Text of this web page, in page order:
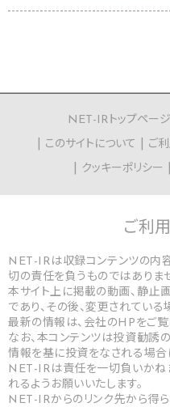
NET-IRトップページ
このサイトについて
ご
クッキーポリシー
ご利
NET-IRは収録コンテンツの内
切の責任を負うものではありませ
本サイト上に掲載の動画、静止
であり、その後、変更されている
最新の情報は、会社のHPをご覧
なお、本コンテンツは投資勧誘
情報を基に投資をなされる場合
NET-IRは責任を一切負いかね
れるようお願いいたします。
NET-IRからのリンク先から得